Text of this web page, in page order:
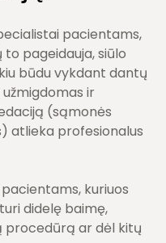
pacientams,
pageidauja, siūlo
būdu vykdant dantų
ir
(sąmonės
atlieka profesionalus
kuriuos
didelę baimę,
procedūrą ar dėl kitų